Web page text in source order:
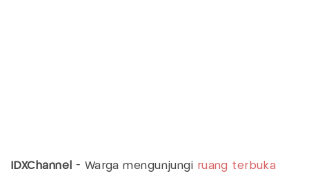
IDXChannel - Warga mengunjungi ruang terbuka